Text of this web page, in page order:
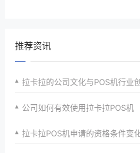
推荐资讯
拉卡拉的公司文化与POS机行业
公司如何有效使用拉卡拉POS机
拉卡拉POS机申请的资格条件变化与